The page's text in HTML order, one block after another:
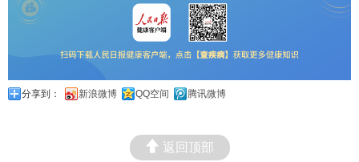
分享到： 新浪微博 QQ空间 腾讯微博
返回顶部